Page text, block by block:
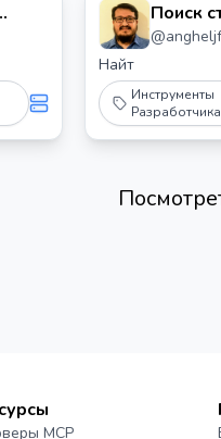
Поиск
на
@angheljf
Найт
Инструменты
Разработчика
MCP